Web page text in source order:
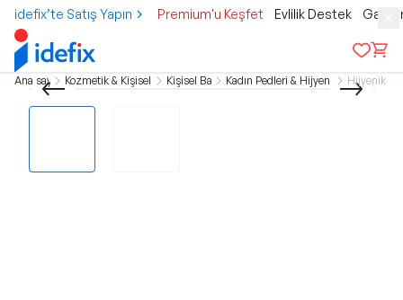
idefix’te Satış Yapın Premium'u Keşfet Evlilik Destek
Ana sayfa Kozmetik & Kişisel BakımKişisel BakımKadın Pedleri & Hijyen Ürünleri
Hijyenik